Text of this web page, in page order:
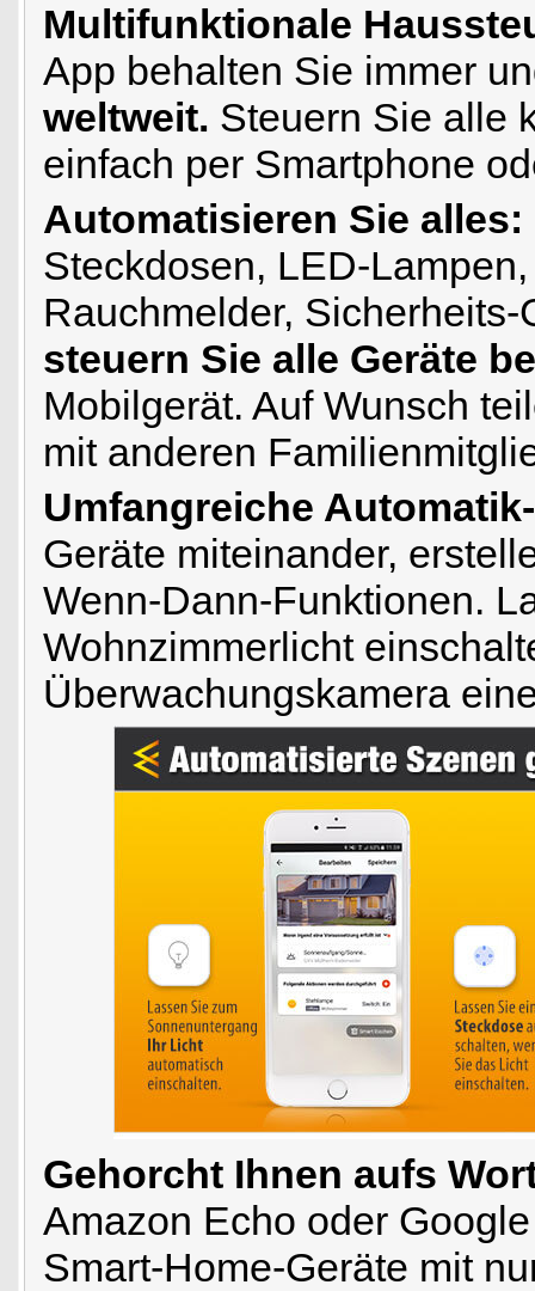
Multifunktionale
App behalten Sie immer
weltweit. Steuern Sie alle
einfach per Smartphone
Automatisieren Sie alles:
Steckdosen, LED-
Rauchmelder,
steuern Sie alle Geräte
Mobilgerät. Auf Wunsch
mit anderen
Umfangreiche
Geräte miteinander,
Wenn-Dann-Funktionen.
Wohnzimmerlicht
Überwachungskamera
Gehorcht Ihnen aufs
Amazon Echo oder
Smart-Home-Geräte mit